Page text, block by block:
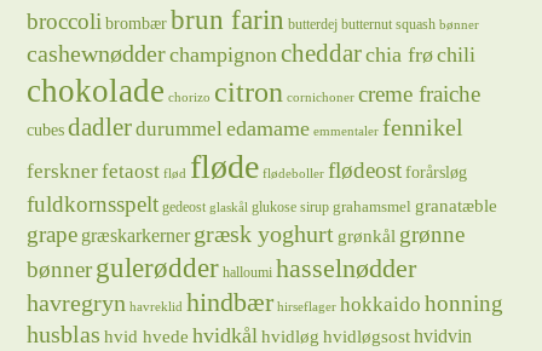
broccoli brombær brun farin butterdej butternut squash bønner
cashewnødderchampignoncheddarchia frøchili
chokolade chorizo citron cornichoner creme fraiche
cubes dadlerdurummeledamame emmentaler fennikel
fersknerfetaost flød fløde flødeboller flødeost forårsløg
fuldkornsspelt gedeost glaskål glukose sirup grahamsmel granatæble
grape græskarkernergræsk yoghurt grønkål grønne
bønnergulerødder halloumi hasselnødder
havregryn havreklid hindbær hirseflager hokkaido honning
husblas hvid hvede hvidkålhvidløg hvidløgsost hvidvin